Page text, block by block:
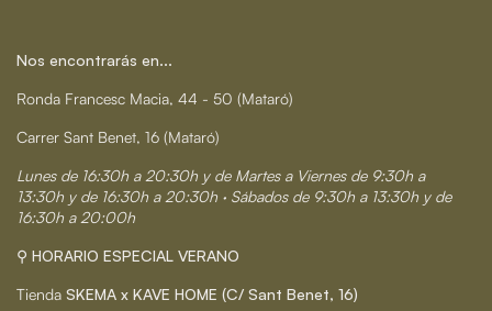
Nos encontrarás en...
Ronda Francesc Macia, 44 - 50 (Mataró)
Carrer Sant Benet, 16 (Mataró)
Lunes de 16:30h a 20:30h y de Martes a Viernes de 9:30h a
13:30h y de 16:30h a 20:30h · Sábados de 9:30h a 13:30h y de
16:30h a 20:00h
⚲ HORARIO ESPECIAL VERANO
Tienda SKEMA x KAVE HOME (C/ Sant Benet, 16)